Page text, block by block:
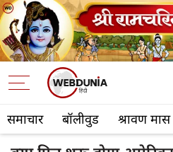
समाचार बॉलीवुड श्रावण